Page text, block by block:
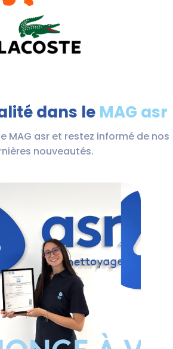
dans le MAG asr
MAG asr et restez informé de nos
nouveautés.